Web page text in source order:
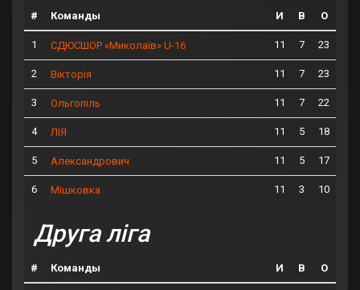
# Команды И В О
1 СДЮСШОР «Миколаїв» U-16 11 7 23
2 Вікторія 11 7 23
3 Ольгопіль 11 7 22
4 ЛІЯ 11 5 18
5 Александрович 11 5 17
6 Мішковка 11 3 10
Друга ліга
# Команды И В О